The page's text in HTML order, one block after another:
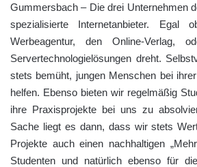
Gummersbach – Die drei Unternehmen
spezialisierte Internetanbieter.
Werbeagentur, den Online-Verlag,
Servertechnologielösungen dreht.
stets bemüht, jungen Menschen bei
helfen. Ebenso bieten wir regelmäßig
ihre Praxisprojekte bei uns zu
Sache liegt es dann, dass wir stets
Projekte auch einen nachhaltigen
Studenten und natürlich ebenso für